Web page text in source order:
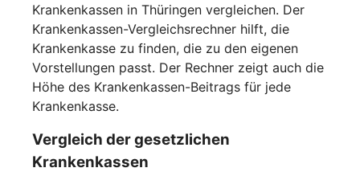
Krankenkassen in Thüringen vergleichen. Der
Krankenkassen-Vergleichsrechner hilft, die
Krankenkasse zu finden, die zu den eigenen
Vorstellungen passt. Der Rechner zeigt auch die
Höhe des Krankenkassen-Beitrags für jede
Krankenkasse.
Vergleich der gesetzlichen
Krankenkassen